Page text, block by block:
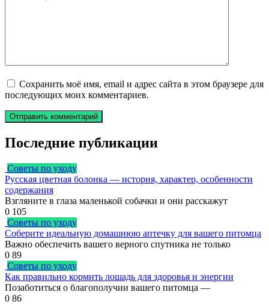
Сохранить моё имя, email и адрес сайта в этом браузере для
последующих моих комментариев.
Последние публикации
Советы по уходу
Русская цветная болонка — история, характер, особенности
содержания
Взгляните в глаза маленькой собачки и они расскажут
0 105
Советы по уходу
Соберите идеальную домашнюю аптечку для вашего питомца
Важно обеспечить вашего верного спутника не только
0 89
Советы по уходу
Как правильно кормить лошадь для здоровья и энергии
Позаботиться о благополучии вашего питомца —
0 86